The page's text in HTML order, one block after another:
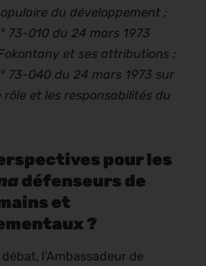
du développement ;
73-010 du 24 mars 1973
et ses attributions ;
73-040 du 24 mars 1973 sur
et les responsabilités du
pour les
défenseurs de
et
?
l’Ambassadeur de